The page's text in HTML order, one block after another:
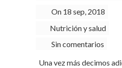
On 18 sep, 2018
Nutrición y salud
Sin comentarios
Una vez más decimos